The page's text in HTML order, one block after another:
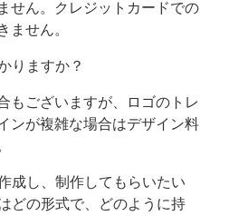
せん。クレジットカードでの
ません。
りますか？
もございますが、ロゴのトレ
ンが複雑な場合はデザイン料
成し、制作してもらいたい
どの形式で、どのように持